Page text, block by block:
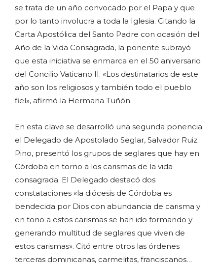
se trata de un año convocado por el Papa y que
por lo tanto involucra a toda la Iglesia. Citando la
Carta Apostólica del Santo Padre con ocasión del
Año de la Vida Consagrada, la ponente subrayó
que esta iniciativa se enmarca en el 50 aniversario
del Concilio Vaticano II. «Los destinatarios de este
año son los religiosos y también todo el pueblo
fiel», afirmó la Hermana Tuñón.
En esta clave se desarrolló una segunda ponencia:
el Delegado de Apostolado Seglar, Salvador Ruiz
Pino, presentó los grupos de seglares que hay en
Córdoba en torno a los carismas de la vida
consagrada. El Delegado destacó dos
constataciones «la diócesis de Córdoba es
bendecida por Dios con abundancia de carisma y
en tono a estos carismas se han ido formando y
generando multitud de seglares que viven de
estos carismas». Citó entre otros las órdenes
terceras dominicanas, carmelitas, franciscanos…